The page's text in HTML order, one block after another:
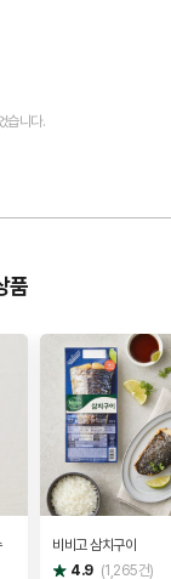
습니다.
품
비비고 삼치구이
별 4.9 (1,265건)